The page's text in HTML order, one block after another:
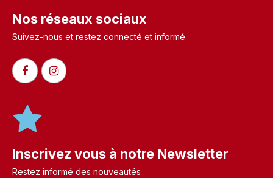
Nos réseaux sociaux
Suivez-nous et restez connecté et informé.​
Inscrivez vous à notre Newsletter
Restez informé des nouveautés